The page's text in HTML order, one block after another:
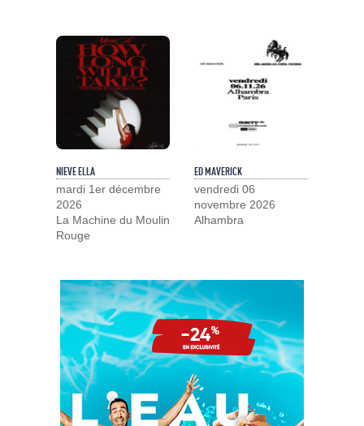
NIEVE ELLA
mardi 1er décembre
2026
La Machine du Moulin
Rouge
ED MAVERICK
vendredi 06
novembre 2026
Alhambra